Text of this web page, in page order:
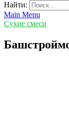
Найти:
Main Menu
Сухие смеси